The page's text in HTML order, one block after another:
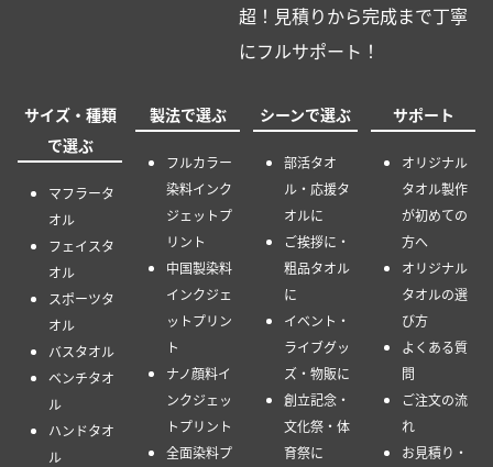
超！見積りから完成まで丁寧
にフルサポート！
サイズ・種類
で選ぶ
マフラータ
オル
フェイスタ
オル
スポーツタ
オル
バスタオル
ベンチタオ
ル
ハンドタオ
ル
製法で選ぶ
フルカラー
染料インク
ジェットプ
リント
中国製染料
インクジェ
ットプリン
ト
ナノ顔料イ
ンクジェッ
トプリント
全面染料プ
シーンで選ぶ
部活タオ
ル・応援タ
オルに
ご挨拶に・
粗品タオル
に
イベント・
ライブグッ
ズ・物販に
創立記念・
文化祭・体
育祭に
サポート
オリジナル
タオル製作
が初めての
方へ
オリジナル
タオルの選
び方
よくある質
問
ご注文の流
れ
お見積り・